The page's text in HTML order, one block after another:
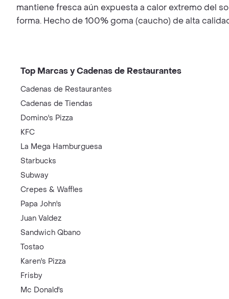
mantiene fresca aún expuesta a calor extremo del
forma. Hecho de 100% goma (caucho) de alta
Top Marcas y Cadenas de Restaurantes
Cadenas de Restaurantes
Cadenas de Tiendas
Domino's Pizza
KFC
La Mega Hamburguesa
Starbucks
Subway
Crepes & Waffles
Papa John's
Juan Valdez
Sandwich Qbano
Tostao
Karen's Pizza
Frisby
Mc Donald's